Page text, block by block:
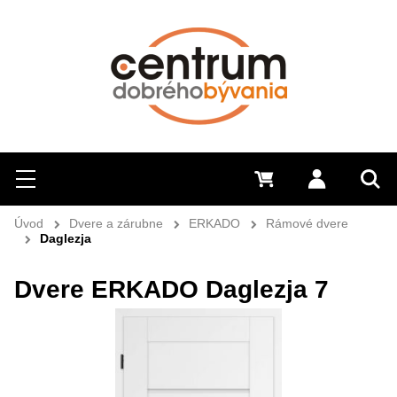
Hľadať
Menu Prihlásiť
0 €
Úvod Dvere a zárubne ERKADO
Rámové dvere
Daglezja
Dvere ERKADO Daglezja 7